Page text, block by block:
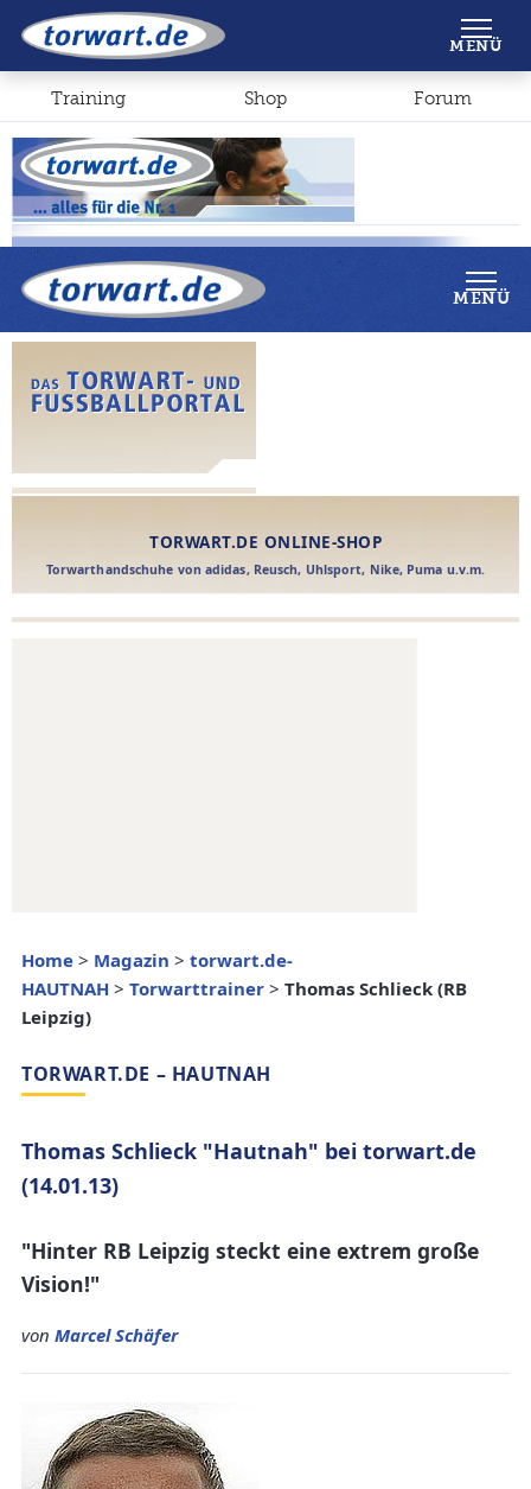
Shop Forum
MENÜ
Home > Magazin > torwart.de-
HAUTNAH > Torwarttrainer > Thomas Schlieck (RB
Leipzig)
TORWART.DE – HAUTNAH
Thomas Schlieck "Hautnah" bei torwart.de
(14.01.13)
"Hinter RB Leipzig steckt eine extrem große
Vision!"
von Marcel Schäfer